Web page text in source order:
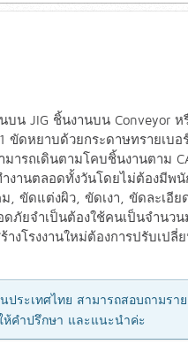
น JIG ชิ้นงานบน Conveyor
ขัดหยาบด้วยกระดาษทรายเบ
ารถเดินตามโคบชิ้นงานตาม
งานตลอดทั้งวันโดยไม่ต้องมีพ
ขัดแต่งผิว, ขัดเงา, ขัดละเอีย
ภัยจำเป็นต้องใช้คนเป็นจำนว
งโรงงานใหม่ต้องการปรับเป
ระเทศไทย สามารถสอบถามรา
ห้คำปรึกษา และแนะนำค่ะ